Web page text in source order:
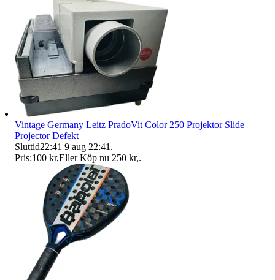
Vintage Germany Leitz PradoVit Color 250 Projektor Slide
Projector Defekt
Sluttid22:41 9 aug 22:41 .
Pris:100 kr,Eller Köp nu 250 kr,.